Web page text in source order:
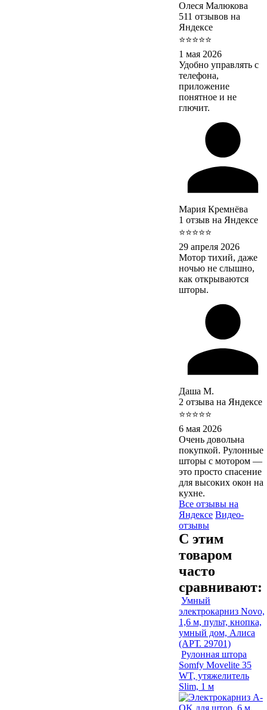
Олеся Малюкова
511 отзывов на
Яндексе
⭐⭐⭐⭐⭐
1 мая 2026
Удобно управлять с
телефона,
приложение
понятное и не
глючит.
Мария Кремнёва
1 отзыв на Яндексе
⭐⭐⭐⭐⭐
29 апреля 2026
Мотор тихий, даже
ночью не слышно,
как открываются
шторы.
Даша М.
2 отзыва на Яндексе
⭐⭐⭐⭐⭐
6 мая 2026
Очень довольна
покупкой. Рулонные
шторы с мотором —
это просто спасение
для высоких окон на
кухне.
Все отзывы на
Яндексе Видео-
отзывы
С этим
товаром
часто
сравнивают:
Умный
электрокарниз Novo,
1,6 м, пульт, кнопка,
умный дом, Алиса
(АРТ. 29701)
Рулонная штора
Somfy Movelite 35
WT, утяжелитель
Slim, 1 м